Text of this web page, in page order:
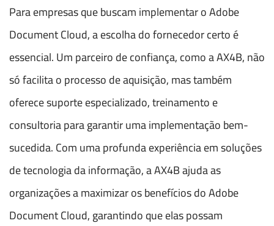
Para empresas que buscam implementar o Adobe
Document Cloud, a escolha do fornecedor certo é
essencial. Um parceiro de confiança, como a AX4B, não
só facilita o processo de aquisição, mas também
oferece suporte especializado, treinamento e
consultoria para garantir uma implementação bem-
sucedida. Com uma profunda experiência em soluções
de tecnologia da informação, a AX4B ajuda as
organizações a maximizar os benefícios do Adobe
Document Cloud, garantindo que elas possam